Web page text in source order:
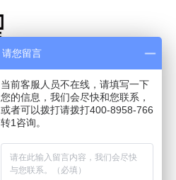
请您留言
当前客服人员不在线，请填写一下
您的信息，我们会尽快和您联系，
或者可以拨打请拨打400-8958-766
转1咨询。